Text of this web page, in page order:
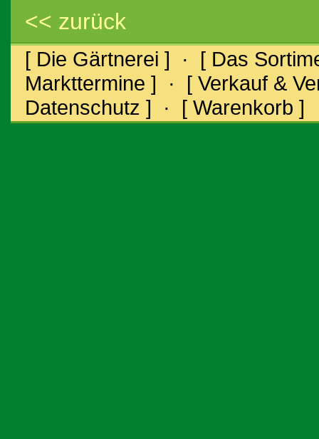
<< zurück
[ Die Gärtnerei ] · [ Das
Markttermine ] · [ Verkauf &
Datenschutz ] · [ Warenkorb ]